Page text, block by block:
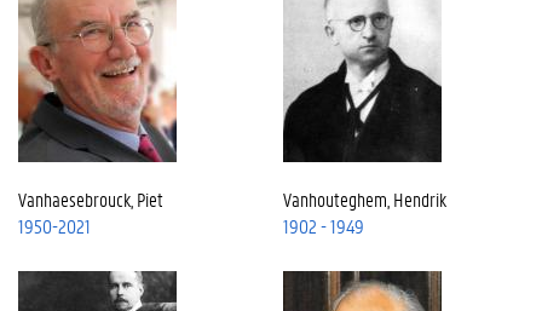
Vanhaesebrouck, Piet
1950-2021
Vanhouteghem, Hendrik
1902 - 1949